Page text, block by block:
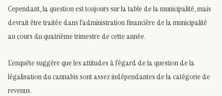
Cependant, la question est toujours sur la table de la municipalité, mais
devrait être traitée dans l’administration financière de la municipalité
au cours du quatrième trimestre de cette année.
L’enquête suggère que les attitudes à l’égard de la question de la
légalisation du cannabis sont assez indépendantes de la catégorie de
revenus.